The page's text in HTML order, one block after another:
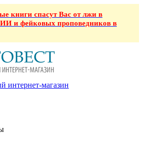
книги спасут Вас от лжи в
ИИ и фейковых проповедников в
интернет-магазин